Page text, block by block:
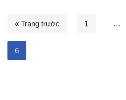
« Trang trước 1 …
6